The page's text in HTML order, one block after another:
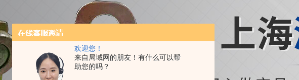
欢迎您！
来自局域网的朋友！有什么可以帮
助您的吗？